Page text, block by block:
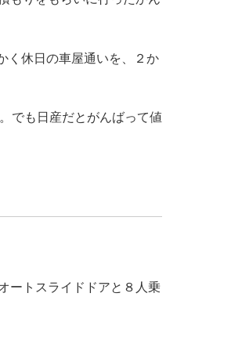
く休日の車屋通いを、２か
でも日産だとがんばって値
ートスライドドアと８人乗